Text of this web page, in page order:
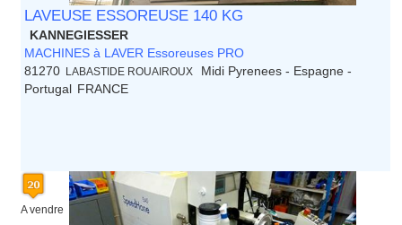
LAVEUSE ESSOREUSE 140 KG
KANNEGIESSER
MACHINES à LAVER Essoreuses PRO
81270 LABASTIDE ROUAIROUX
Midi Pyrenees - Espagne -
Portugal FRANCE
A vendre